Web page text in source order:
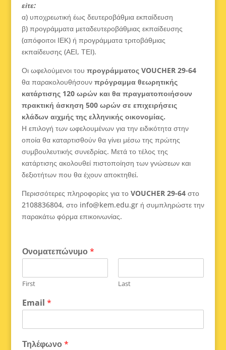
είτε:
α) υποχρεωτική έως δευτεροβάθμια εκπαίδευση
β) προγράμματα μεταδευτεροβάθμιας εκπαίδευσης
(απόφοιτοι ΙΕΚ) ή προγράμματα τριτοβάθμιας
εκπαίδευσης (ΑΕΙ, ΤΕΙ).
Οι ωφελούμενοι του προγράμματος VOUCHER 29-64
θα παρακολουθήσουν πρόγραμμα θεωρητικής
κατάρτισης 120 ωρών και θα πραγματοποιήσουν
πρακτική άσκηση 500 ωρών σε επιχειρήσεις
κλάδων αιχμής της ελληνικής οικονομίας.
Η επιλογή των ωφελουμένων για την ειδικότητα στην
οποία θα καταρτισθούν θα γίνει μέσω της πρώτης
συμβουλευτικής συνεδρίας. Μετά το τέλος της
κατάρτισης ακολουθεί πιστοποίηση των γνώσεων και
δεξιοτήτων που θα έχουν αποκτηθεί.
Περισσότερες πληροφορίες για το VOUCHER 29-64στο
2108836804, στο info@kem.edu.gr ή συμπληρώστε την
παρακάτω φόρμα επικοινωνίας.
Ονοματεπώνυμο *
First Last
Email *
Τηλέφωνο *